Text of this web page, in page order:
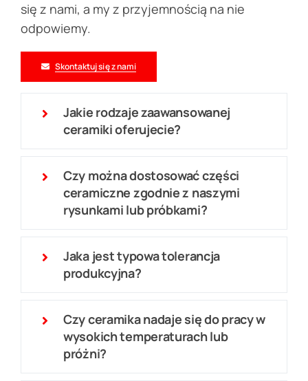
się z nami, a my z przyjemnością na nie
odpowiemy.
Skontaktuj się z nami
Jakie rodzaje zaawansowanej
ceramiki oferujecie?
Czy można dostosować części
ceramiczne zgodnie z naszymi
rysunkami lub próbkami?
Jaka jest typowa tolerancja
produkcyjna?
Czy ceramika nadaje się do pracy w
wysokich temperaturach lub
próżni?